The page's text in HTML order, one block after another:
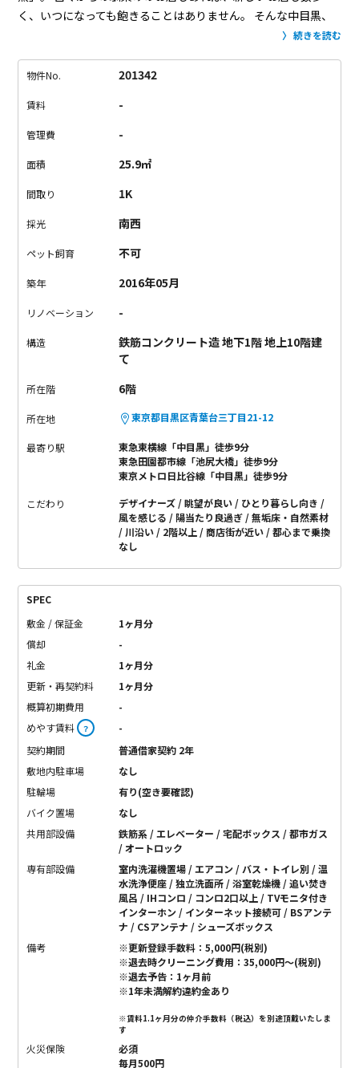
く、いつになっても飽きることはありません。
そんな中目黒、
池尻大橋に向かって歩いている途中に、こちらのお部屋があり
いほどの数です…！スーパーやドンキも道中にあるので、生活
が、ただの1Kではございません。
と声を上げてしまうこのデザイン。
ん。）
床はもちろん、あらゆる扉まで木のぬくもりを再現。
れるだけで心が安らぎます。
ないんです…
収納は部屋にある小さなスペースと、廊下にちゃ
んとしたクローゼットがあります。
当に羨ましい！
お値段はやっぱり人気エリア、といったところ
メライフを。
続きを読む
物件No. 201342
賃料 -
管理費 -
面積 25.9㎡
間取り 1K
採光 南西
ペット飼育 不可
築年 2016年05月
リノベーション -
構造
鉄筋コンクリート造 地下1階 地上10階建
て
所在階 6階
所在地 東京都目黒区青葉台三丁目21-12
最寄り駅
東急東横線「中目黒」徒歩9分
東急田園都市線「池尻大橋」徒歩9分
東京メトロ日比谷線「中目黒」徒歩9分
こだわり デザイナーズ 眺望が良い
ひとり暮らし向き
風を感じる
陽当たり良過ぎ
無垢床・自然素材
川沿い
2階以上 商店街が近い
都心まで乗換
なし
SPEC
敷金 / 保証金
1ヶ月分
償却
-
礼金
1ヶ月分
更新・再契約料
1ヶ月分
概算初期費用
-
めやす賃料 ？
-
契約期間
普通借家契約 2年
敷地内駐車場
なし
駐輪場
有り(空き要確認)
バイク置場
なし
共用部設備
鉄筋系 / エレベーター / 宅配ボックス / 都市ガス
/ オートロック
専有部設備
室内洗濯機置場 / エアコン / バス・トイレ別 / 温
水洗浄便座 / 独立洗面所 / 浴室乾燥機 / 追い焚き
風呂 / IHコンロ / コンロ2口以上 / TVモニタ付き
インターホン / インターネット接続可 / BSアンテ
ナ / CSアンテナ / シューズボックス
備考
※更新登録手数料：5,000円(税別)
※退去時クリーニング費用：35,000円〜(税別)
※退去予告：1ヶ月前
※1年未満解約違約金あり
※賃料1.1ヶ月分の仲介手数料（税込）を別途頂戴いたしま
す
火災保険
必須
毎月500円